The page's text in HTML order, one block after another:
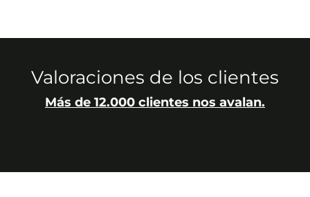
Valoraciones de los clientes
Más de 12.000 clientes nos avalan.